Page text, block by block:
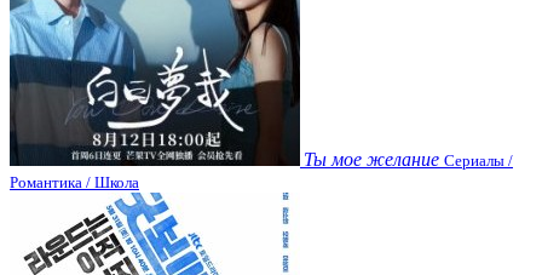
Ты мое желание Сериалы /
Романтика / Школа